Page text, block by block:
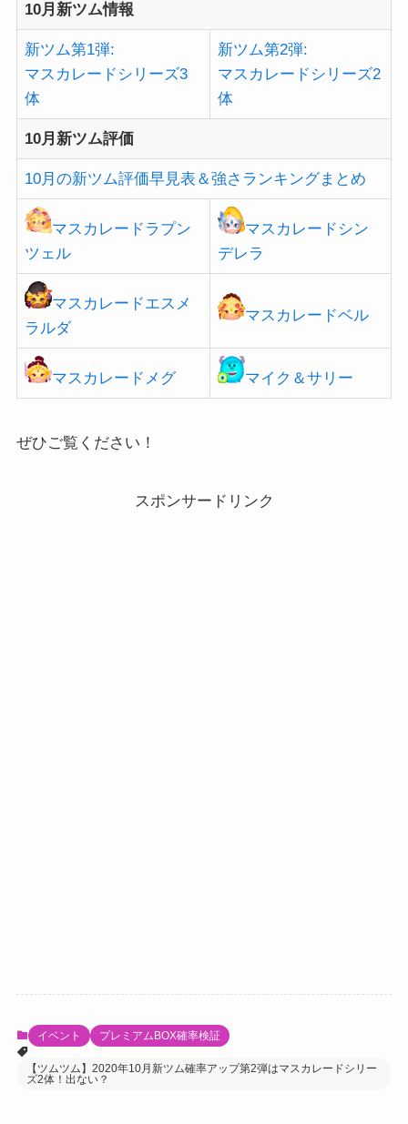
10月新ツム情報
新ツム第1弾:
マスカレードシリーズ3
体
新ツム第2弾:
マスカレードシリーズ2
体
10月新ツム評価
10月の新ツム評価早見表＆強さランキングまとめ
マスカレードラプン
ツェル
マスカレードシン
デレラ
マスカレードエスメ
ラルダ
マスカレードベル
マスカレードメグ マイク＆サリー
ぜひご覧ください！
スポンサードリンク
イベント プレミアムBOX確率検証
【ツムツム】2020年10月新ツム確率アップ第2弾はマスカレードシリー
ズ2体！出ない？